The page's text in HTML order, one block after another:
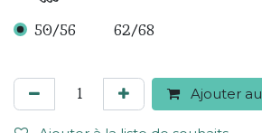
50/56 62/68
Ajouter